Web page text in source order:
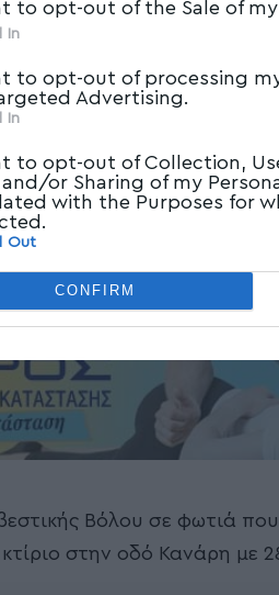
to opt-out of the Sale of my
In
to opt-out of processing
Advertising.
In
to opt-out of Collection,
and/or Sharing of my
with the Purposes for
Out
CONFIRM
Βόλου σε φωτιά
στην οδό Κανάρη με